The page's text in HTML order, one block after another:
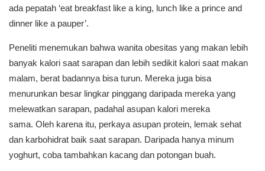
ada pepatah ‘eat breakfast like a king, lunch like a prince and
dinner like a pauper’.
Peneliti menemukan bahwa wanita obesitas yang makan lebih
banyak kalori saat sarapan dan lebih sedikit kalori saat makan
malam, berat badannya bisa turun. Mereka juga bisa
menurunkan besar lingkar pinggang daripada mereka yang
melewatkan sarapan, padahal asupan kalori mereka
sama. Oleh karena itu, perkaya asupan protein, lemak sehat
dan karbohidrat baik saat sarapan. Daripada hanya minum
yoghurt, coba tambahkan kacang dan potongan buah.